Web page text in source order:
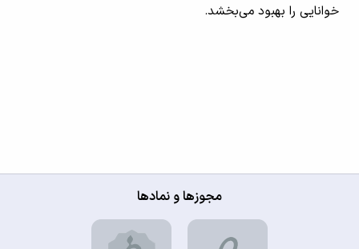
خوانایی را بهبود می‌بخشد.
مجوزها و نمادها